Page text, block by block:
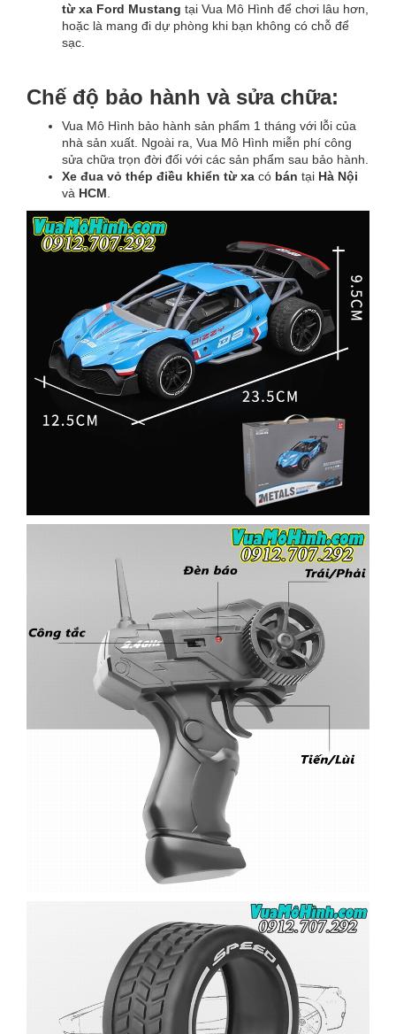
từ xa Ford Mustang tại Vua Mô Hình để chơi lâu hơn,
hoặc là mang đi dự phòng khi bạn không có chỗ để
sạc.
Chế độ bảo hành và sửa chữa:
Vua Mô Hình bảo hành sản phẩm 1 tháng với lỗi của
nhà sản xuất. Ngoài ra, Vua Mô Hình miễn phí công
sửa chữa trọn đời đối với các sản phẩm sau bảo hành.
Xe đua vỏ thép điều khiển từ xa có bán tại Hà Nội
và HCM